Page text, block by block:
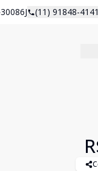
30086J (11) 91848-4141